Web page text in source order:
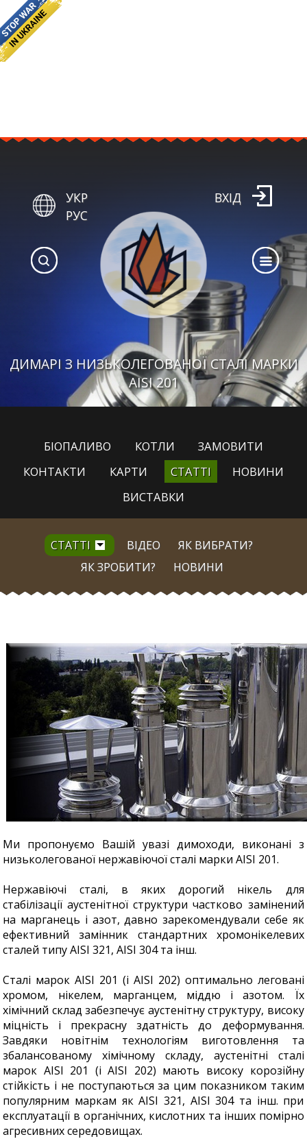
ДИМАРІ З НИЗЬКОЛЕГОВАНОЇ СТАЛІ МАРКИ
AISI 201
УКР
РУС
ВХІД
БІОПАЛИВО КОТЛИ
ЗАМОВИТИ
КОНТАКТИ
КАРТИ СТАТТІ
НОВИНИ
ВИСТАВКИ
СТАТТІ ВІДЕО
ЯК ВИБРАТИ?
ЯК ЗРОБИТИ?
НОВИНИ
Ми пропонуємо Вашій увазі димоходи, виконані з
низьколегованої нержавіючої сталі марки AISI 201.
Нержавіючі сталі, в яких дорогий нікель для
стабілізації аустенітної структури частково замінений
на марганець і азот, давно зарекомендували себе як
ефективний замінник стандартних хромонікелевих
сталей типу AISI 321, AISI 304 та інш.
Сталі марок AISI 201 (і AISI 202) оптимально леговані
хромом, нікелем, марганцем, міддю і азотом. Їх
хімічний склад забезпечує аустенітну структуру, високу
міцність і прекрасну здатність до деформування.
Завдяки новітнім технологіям виготовлення та
збалансованому хімічному складу, аустенітні сталі
марок AISI 201 (і AISI 202) мають високу корозійну
стійкість і не поступаються за цим показником таким
популярним маркам як AISI 321, AISI 304 та інш. при
експлуатації в органічних, кислотних та інших помірно
агресивних середовищах.